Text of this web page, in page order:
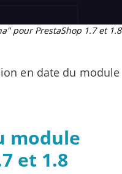
pour PrestaShop 1.7 et 1.8
en date du module
module
et 1.8